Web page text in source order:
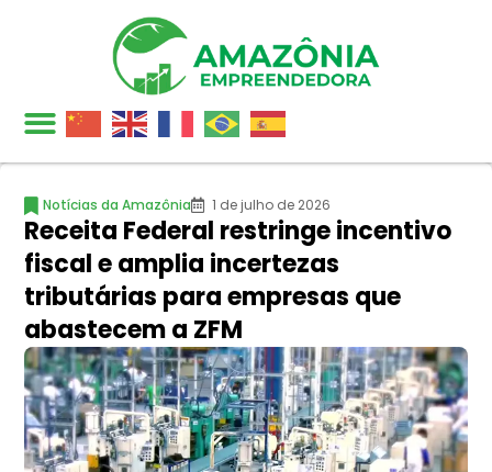
Notícias da Amazônia 1 de julho de 2026
Receita Federal restringe incentivo
fiscal e amplia incertezas
tributárias para empresas que
abastecem a ZFM